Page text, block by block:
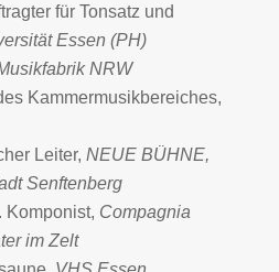
für Tonsatz und
Essen (PH)
NRW
Kammermusikbereiches,
Leiter, NEUE BÜHNE,
Senftenberg
Komponist, Compagnia
im Zelt